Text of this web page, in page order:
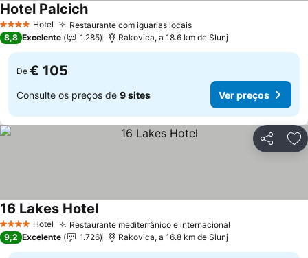
4 EstrelasHotel Restaurante com iguarias locais
Hotel Palcich
8,8 Excelente 1.285 Rakovica, a 18.6 km de Slunj
De € 105
Consulte os preços de 9 sites Ver preços
Partilhar
4 EstrelasHotel Restaurante mediterrânico e internacional
16 Lakes Hotel
9,2 Excelente 1.726 Rakovica, a 16.8 km de Slunj